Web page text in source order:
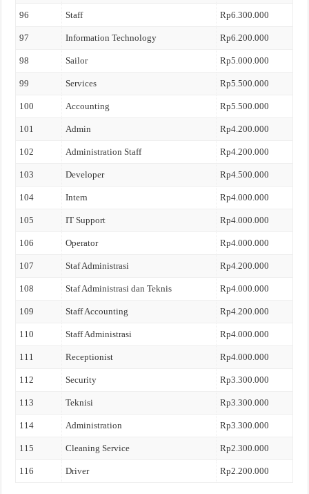
96 Staff Rp6.300.000
97 Information Technology Rp6.200.000
98 Sailor Rp5.000.000
99 Services Rp5.500.000
100 Accounting Rp5.500.000
101 Admin Rp4.200.000
102 Administration Staff Rp4.200.000
103 Developer Rp4.500.000
104 Intern Rp4.000.000
105 IT Support Rp4.000.000
106 Operator Rp4.000.000
107 Staf Administrasi Rp4.200.000
108 Staf Administrasi dan Teknis Rp4.000.000
109 Staff Accounting Rp4.200.000
110 Staff Administrasi Rp4.000.000
111 Receptionist Rp4.000.000
112 Security Rp3.300.000
113 Teknisi Rp3.300.000
114 Administration Rp3.300.000
115 Cleaning Service Rp2.300.000
116 Driver Rp2.200.000